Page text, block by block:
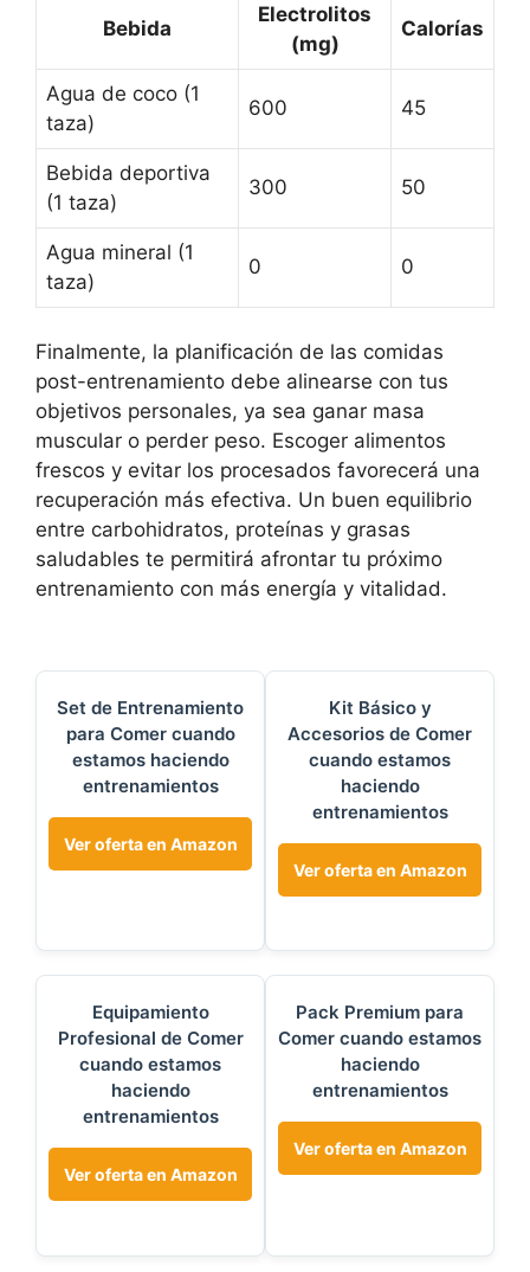
Bebida
Electrolitos
(mg)
Calorías
Agua de coco (1
taza)
600 45
Bebida deportiva
(1 taza)
300 50
Agua mineral (1
taza)
0 0
Finalmente, la planificación de las comidas
post-entrenamiento debe alinearse con tus
objetivos personales, ya sea ganar masa
muscular o perder peso. Escoger alimentos
frescos y evitar los procesados favorecerá una
recuperación más efectiva. Un buen equilibrio
entre carbohidratos, proteínas y grasas
saludables te permitirá afrontar tu próximo
entrenamiento con más energía y vitalidad.
Set de Entrenamiento
para Comer cuando
estamos haciendo
entrenamientos
Ver oferta en Amazon
Kit Básico y
Accesorios de Comer
cuando estamos
haciendo
entrenamientos
Ver oferta en Amazon
Equipamiento
Profesional de Comer
cuando estamos
haciendo
entrenamientos
Ver oferta en Amazon
Pack Premium para
Comer cuando estamos
haciendo
entrenamientos
Ver oferta en Amazon